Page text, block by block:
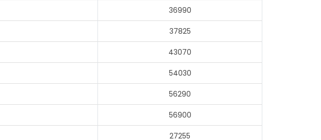
36990
37825
43070
54030
56290
56900
27255